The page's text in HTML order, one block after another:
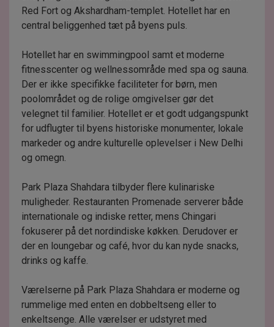
Red Fort og Akshardham-templet. Hotellet har en
central beliggenhed tæt på byens puls.
Hotellet har en swimmingpool samt et moderne
fitnesscenter og wellnessområde med spa og sauna.
Der er ikke specifikke faciliteter for børn, men
poolområdet og de rolige omgivelser gør det
velegnet til familier. Hotellet er et godt udgangspunkt
for udflugter til byens historiske monumenter, lokale
markeder og andre kulturelle oplevelser i New Delhi
og omegn.
Park Plaza Shahdara tilbyder flere kulinariske
muligheder. Restauranten Promenade serverer både
internationale og indiske retter, mens Chingari
fokuserer på det nordindiske køkken. Derudover er
der en loungebar og café, hvor du kan nyde snacks,
drinks og kaffe.
Værelserne på Park Plaza Shahdara er moderne og
rummelige med enten en dobbeltseng eller to
enkeltsenge. Alle værelser er udstyret med